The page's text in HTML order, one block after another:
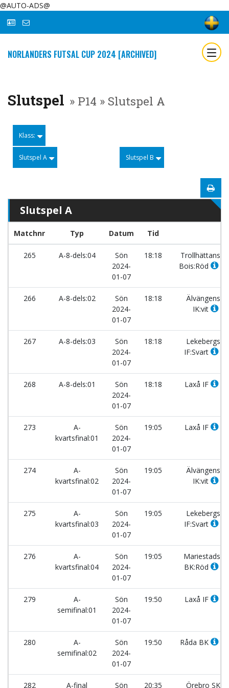
@AUTO-ADS@
NORLANDERS FUTSAL CUP 2024 [ARCHIVED]
Slutspel » P14 » Slutspel A
Klass:
Slutspel A Slutspel B
Slutspel A
Matchnr Typ Datum Tid
265 A-8-dels:04
Sön
2024-
01-07
18:18
Trollhättans
Bois:Röd
266 A-8-dels:02
Sön
2024-
01-07
18:18
Älvängens
IK:vit
267 A-8-dels:03
Sön
2024-
01-07
18:18
Lekebergs
IF:Svart
268 A-8-dels:01
Sön
2024-
01-07
18:18 Laxå IF
273
A-
kvartsfinal:01
Sön
2024-
01-07
19:05 Laxå IF
274
A-
kvartsfinal:02
Sön
2024-
01-07
19:05
Älvängens
IK:vit
275
A-
kvartsfinal:03
Sön
2024-
01-07
19:05
Lekebergs
IF:Svart
276
A-
kvartsfinal:04
Sön
2024-
01-07
19:05
Mariestads
BK:Röd
279
A-
semifinal:01
Sön
2024-
01-07
19:50 Laxå IF
280
A-
semifinal:02
Sön
2024-
01-07
19:50 Råda BK
282 A-final Sön 20:35 Örebro SK